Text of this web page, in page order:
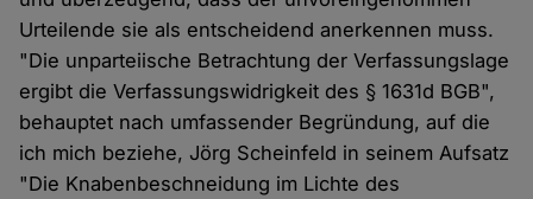
Urteilende sie als entscheidend anerkennen muss.
"Die unparteiische Betrachtung der Verfassungslage
ergibt die Verfassungswidrigkeit des § 1631d BGB",
behauptet nach umfassender Begründung, auf die
ich mich beziehe, Jörg Scheinfeld in seinem Aufsatz
"Die Knabenbeschneidung im Lichte des